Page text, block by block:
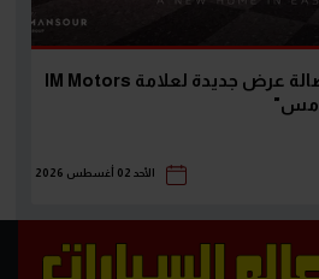
منصور للسيارات تفتتح صالة عرض جديدة لعلامة IM Motors
الأحد 02 أغسطس 2026